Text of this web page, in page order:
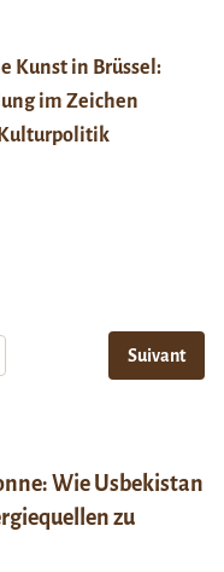
Kunst in Brüssel:
im Zeichen
Suivant
Wie Usbekistan
zu